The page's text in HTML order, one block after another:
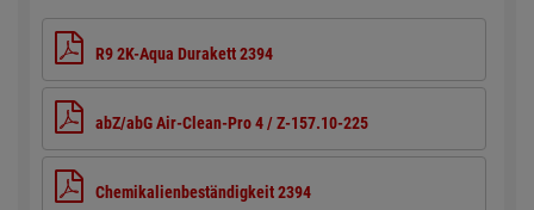
R9 2K-Aqua Durakett 2394
abZ/abG Air-Clean-Pro 4 / Z-157.10-225
Chemikalienbeständigkeit 2394